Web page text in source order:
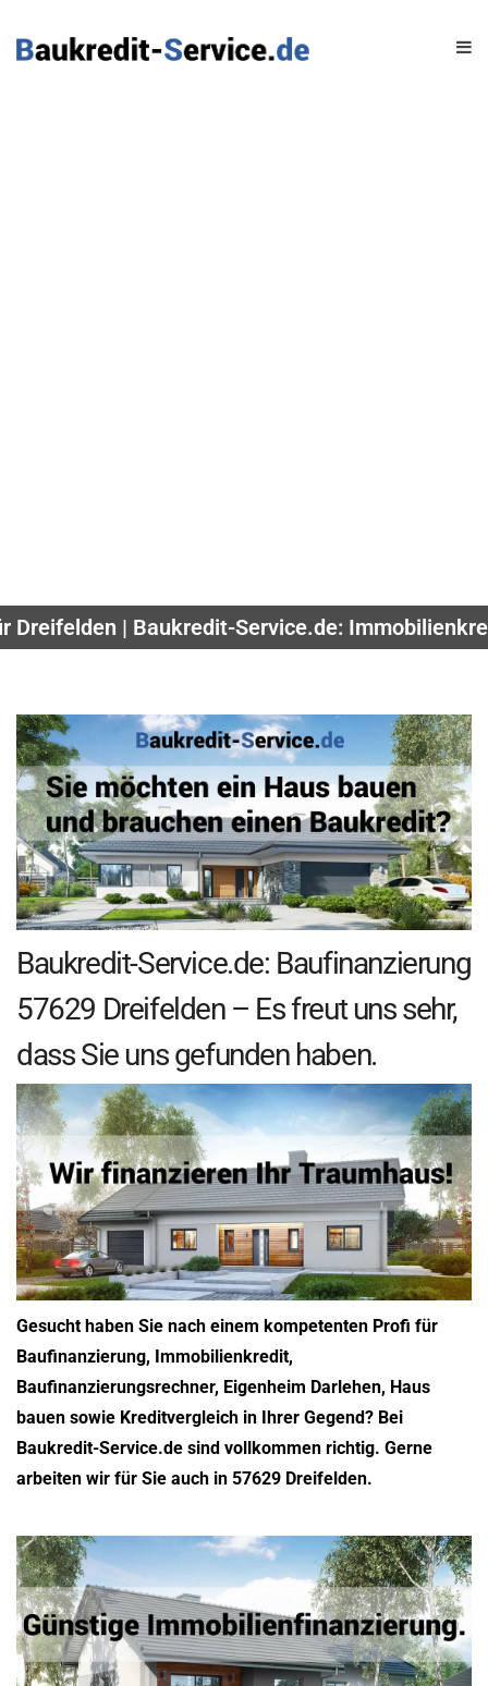
Dreifelden | Baukredit-Service.de:
Baukredit-Service.de: Baufinanzierung
57629 Dreifelden – Es freut uns sehr,
dass Sie uns gefunden haben.
Gesucht haben Sie nach einem kompetenten Profi für
Baufinanzierung, Immobilienkredit,
Baufinanzierungsrechner, Eigenheim Darlehen, Haus
bauen sowie Kreditvergleich in Ihrer Gegend? Bei
Baukredit-Service.de sind vollkommen richtig. Gerne
arbeiten wir für Sie auch in 57629 Dreifelden.